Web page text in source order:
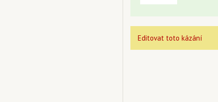
Editovat toto kázání